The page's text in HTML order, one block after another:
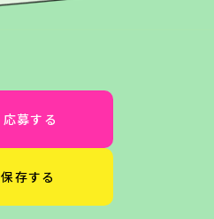
応募する
保存する